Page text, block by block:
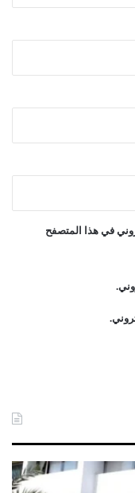
في هذا المتصفح